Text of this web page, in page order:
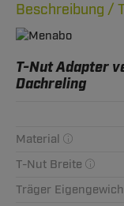
T-Nut Adapter
Dachreling
Material
T-Nut Breite
Träger